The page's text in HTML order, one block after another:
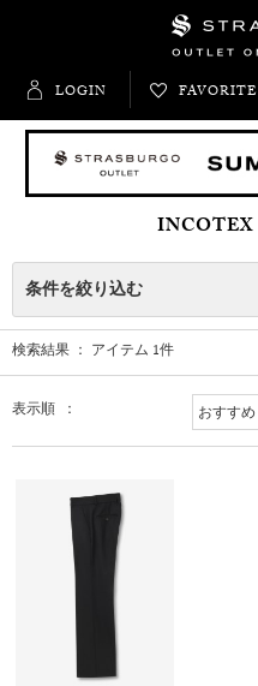
LOGIN FAVORITE
INCOTEX
条件を絞り込む
検索結果 ： アイテム 1件
表示順 ：